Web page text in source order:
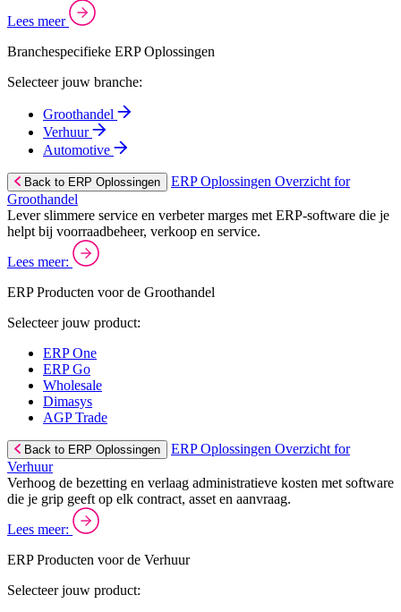
Lees meer
Branchespecifieke ERP Oplossingen
Selecteer jouw branche:
Groothandel
Verhuur
Automotive
Back to ERP Oplossingen
ERP Oplossingen Overzicht for
Groothandel
Lever slimmere service en verbeter marges met ERP-software die je
helpt bij voorraadbeheer, verkoop en service.
Lees meer:
ERP Producten voor de Groothandel
Selecteer jouw product:
ERP One
ERP Go
Wholesale
Dimasys
AGP Trade
Back to ERP Oplossingen
ERP Oplossingen Overzicht for
Verhuur
Verhoog de bezetting en verlaag administratieve kosten met software
die je grip geeft op elk contract, asset en aanvraag.
Lees meer:
ERP Producten voor de Verhuur
Selecteer jouw product: